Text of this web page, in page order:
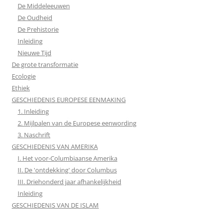
De Middeleeuwen
De Oudheid
De Prehistorie
Inleiding
Nieuwe Tijd
De grote transformatie
Ecologie
Ethiek
GESCHIEDENIS EUROPESE EENMAKING
1. Inleiding
2. Mijlpalen van de Europese eenwording
3. Naschrift
GESCHIEDENIS VAN AMERIKA
I. Het voor-Columbiaanse Amerika
II. De 'ontdekking' door Columbus
III. Driehonderd jaar afhankelijkheid
Inleiding
GESCHIEDENIS VAN DE ISLAM